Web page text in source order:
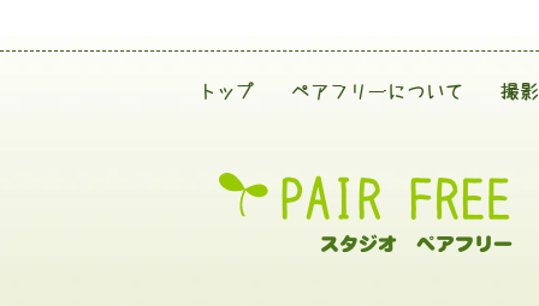
トップ ペアフリーについて 撮